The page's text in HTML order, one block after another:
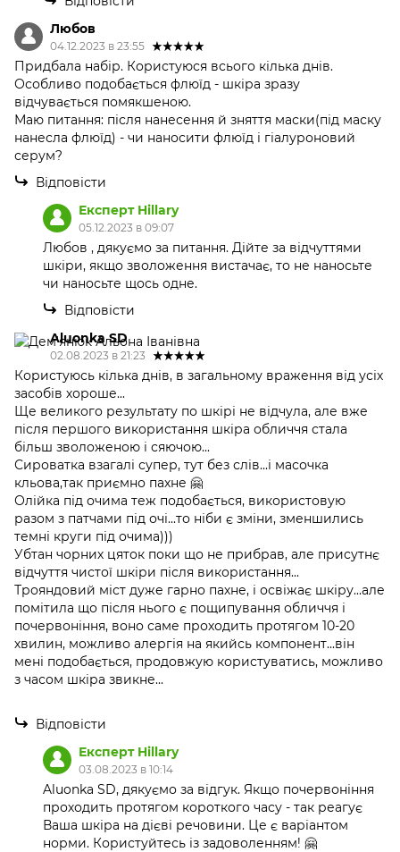
Любов
04.12.2023 в 23:55
Придбала набір. Користуюся всього кілька днів.
Особливо подобається флюїд - шкіра зразу
відчувається помякшеною.
Маю питання: після нанесення й зняття маски(під маску
нанесла флюїд) - чи наносити флюїд і гіалуроновий
серум?
Відповісти
Експерт Hillary
05.12.2023 в 09:07
Любов , дякуємо за питання. Дійте за відчуттями
шкіри, якщо зволоження вистачає, то не наносьте
чи наносьте щось одне.
Відповісти
Aluonka SD
02.08.2023 в 21:23
Користуюсь кілька днів, в загальному враження від усіх
засобів хороше...
Ще великого результату по шкірі не відчула, але вже
після першого використання шкіра обличчя стала
більш зволоженою і сяючою...
Сироватка взагалі супер, тут без слів...і масочка
кльова,так приємно пахне 🤗
Олійка під очима теж подобається, використовую
разом з патчами під очі...то ніби є зміни, зменшились
темні круги під очима)))
Убтан чорних цяток поки що не прибрав, але присутнє
відчуття чистої шкіри після використання...
Трояндовий міст дуже гарно пахне, і освіжає шкіру...але
помітила що після нього є пощипування обличчя і
почервоніння, воно саме проходить протягом 10-20
хвилин, можливо алергія на якийсь компонент...він
мені подобається, продовжую користуватись, можливо
з часом шкіра звикне...
Відповісти
Експерт Hillary
03.08.2023 в 10:14
Aluonka SD, дякуємо за відгук. Якщо почервоніння
проходить протягом короткого часу - так реагує
Ваша шкіра на дієві речовини. Це є варіантом
норми. Користуйтесь із задоволенням! 🤗